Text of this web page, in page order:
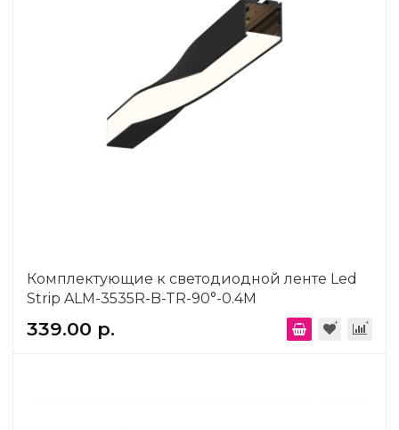
Комплектующие к светодиодной ленте Led
Strip ALM-3535R-B-TR-90°-0.4M
339.00 р.